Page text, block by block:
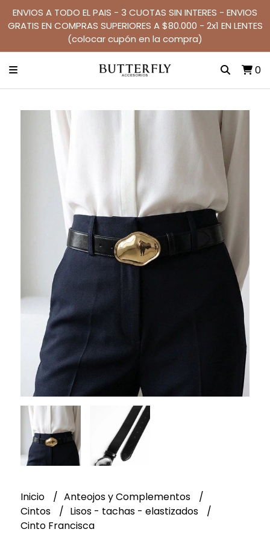
ENVIOS A TODO EL PAIS - 3 CUOTAS SIN INTERES - ENVIOS
GRATIS EN COMPRAS SUPERIORES A $80.000 - 2x1 EN LENTES
(colocar cupón en la compra)
0
Inicio
Anteojos y Complementos
Cintos
Lisos - tachas - elastizados
Cinto Francisca